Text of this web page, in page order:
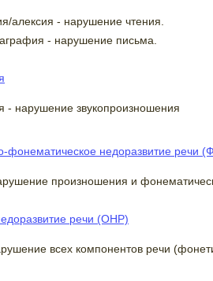
алексия - нарушение чтения.
- нарушение письма.
- нарушение звукопроизношения
фонематическое недоразвитие речи
произношения и
речи (ОНР)
всех компонентов речи